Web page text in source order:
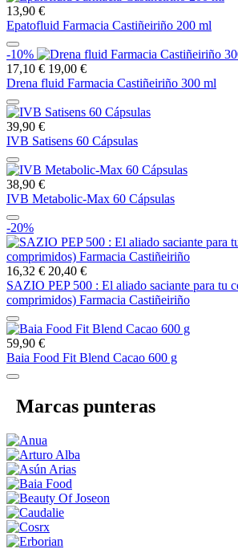
13,90 €
Epatofluid Farmacia Castiñeiriño 200 ml
-10%
17,10 € 19,00 €
Drena fluid Farmacia Castiñeiriño 300 ml
39,90 €
IVB Satisens 60 Cápsulas
38,90 €
IVB Metabolic-Max 60 Cápsulas
-20%
16,32 € 20,40 €
SAZIO PEP 500 : El aliado saciante para tu
comprimidos) Farmacia Castiñeiriño
59,90 €
Baia Food Fit Blend Cacao 600 g
Marcas punteras